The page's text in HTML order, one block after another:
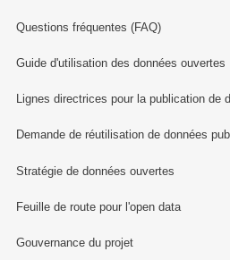
Questions fréquentes (FAQ)
Guide d'utilisation des données ouvertes
Lignes directrices pour la publication de
Demande de réutilisation de données
Stratégie de données ouvertes
Feuille de route pour l'open data
Gouvernance du projet